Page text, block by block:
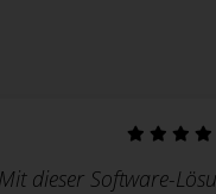
dieser Software-